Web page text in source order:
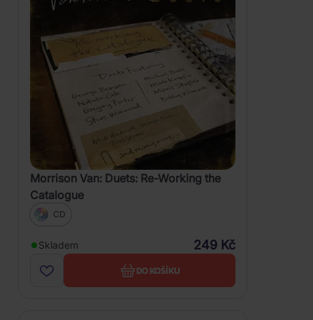
Morrison Van: Duets: Re-Working the
Catalogue
CD
Skladem 249 Kč
DO KOŠÍKU